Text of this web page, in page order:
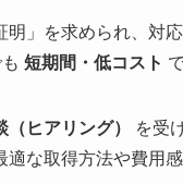
」を求められ、対
短期間・低コスト
ヒアリング）
を受
な取得方法や費用